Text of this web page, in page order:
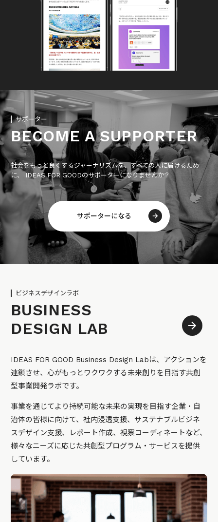
サポーター
BECOME A SUPPORTER
社会をもっと良くするジャーナリズムを、すべての人に届けるため
に、 IDEAS FOR GOODのサポーターになりませんか？
サポーターになる
ビジネスデザインラボ
BUSINESS
DESIGN LAB
IDEAS FOR GOOD Business Design Labは、アクションを
連鎖させ、心がもっとワクワクする未来創りを目指す共創
型事業開発ラボです。
事業を通じてより持続可能な未来の実現を目指す企業・自
治体の皆様に向けて、社内浸透支援、サステナブルビジネ
スデザイン支援、レポート作成、視察コーディネートなど、
様々なニーズに応じた共創型プログラム・サービスを提供
しています。